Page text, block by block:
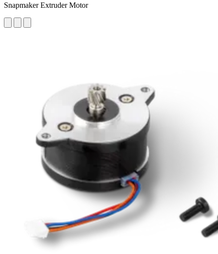
Snapmaker Extruder Motor